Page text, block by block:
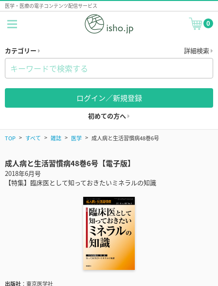
医学・医療の電子コンテンツ配信サービス
0
カテゴリー 詳細検索
ログイン／新規登録
初めての方へ
TOP すべて 雑誌 医学 成人病と生活習慣病48巻6号
成人病と生活習慣病48巻6号【電子版】
2018年6月号
【特集】臨床医として知っておきたいミネラルの知識
出版社
東京医学社